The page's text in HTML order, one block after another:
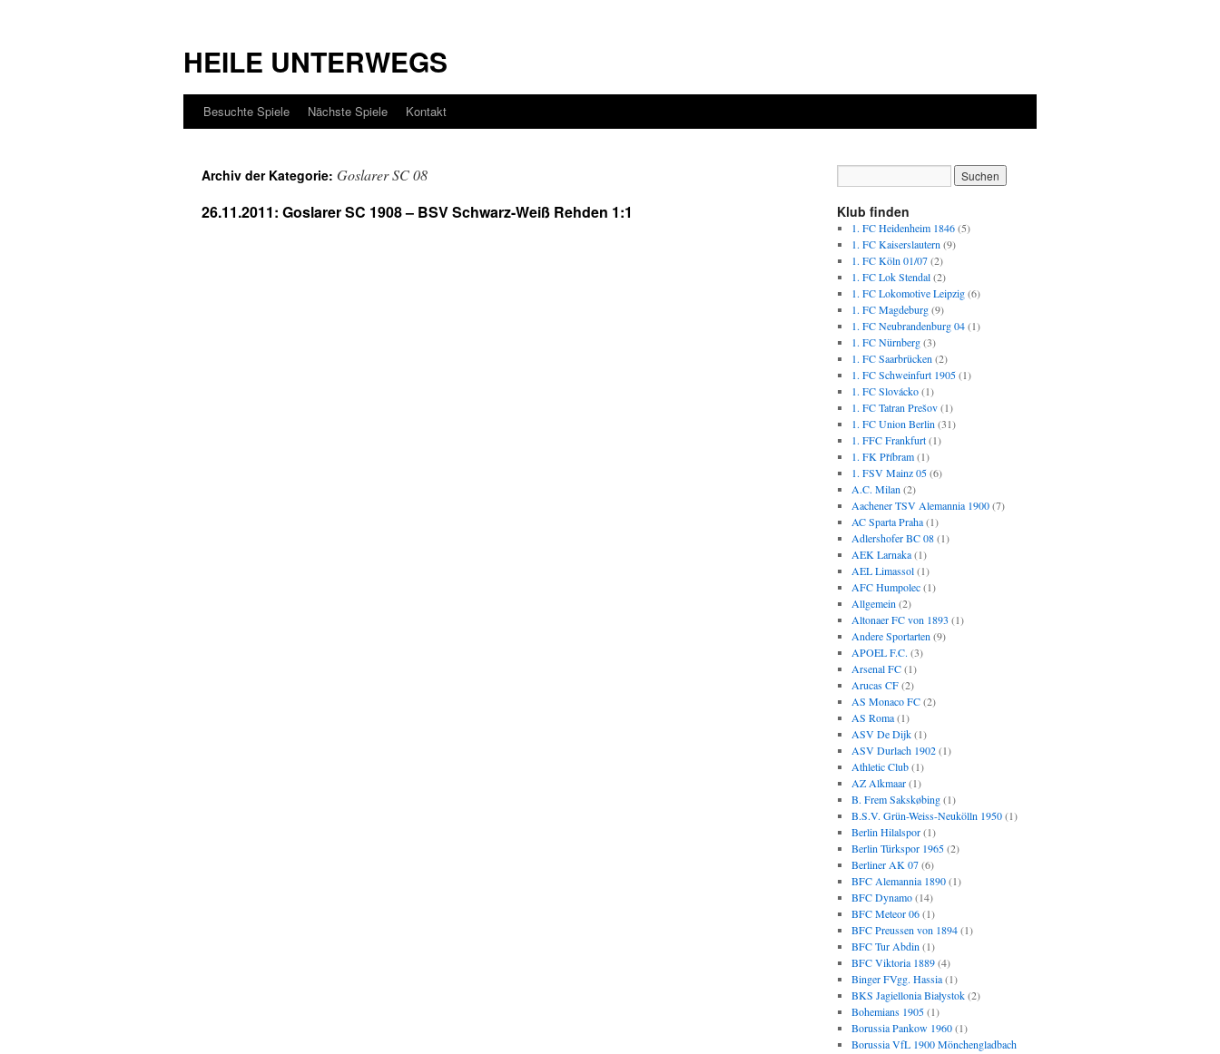
HEILE UNTERWEGS
Besuchte Spiele Nächste Spiele Kontakt
Archiv der Kategorie: Goslarer SC 08
26.11.2011: Goslarer SC 1908 – BSV Schwarz-Weiß Rehden 1:1 Klub finden
1. FC Heidenheim 1846(5)
1. FC Kaiserslautern (9)
1. FC Köln 01/07(2)
1. FC Lok Stendal(2)
1. FC Lokomotive Leipzig(6)
1. FC Magdeburg(9)
1. FC Neubrandenburg 04(1)
1. FC Nürnberg(3)
1. FC Saarbrücken (2)
1. FC Schweinfurt 1905(1)
1. FC Slovácko(1)
1. FC Tatran Prešov(1)
1. FC Union Berlin (31)
1. FFC Frankfurt(1)
1. FK Příbram(1)
1. FSV Mainz 05(6)
A.C. Milan (2)
Aachener TSV Alemannia 1900(7)
AC Sparta Praha(1)
Adlershofer BC 08(1)
AEK Larnaka(1)
AEL Limassol(1)
AFC Humpolec(1)
Allgemein (2)
Altonaer FC von 1893 (1)
Andere Sportarten (9)
APOEL F.C. (3)
Arsenal FC(1)
Arucas CF(2)
AS Monaco FC(2)
AS Roma(1)
ASV De Dijk(1)
ASV Durlach 1902(1)
Athletic Club(1)
AZ Alkmaar(1)
B. Frem Sakskøbing(1)
B.S.V. Grün-Weiss-Neukölln 1950(1)
Berlin Hilalspor(1)
Berlin Türkspor 1965(2)
Berliner AK 07(6)
BFC Alemannia 1890(1)
BFC Dynamo(14)
BFC Meteor 06(1)
BFC Preussen von 1894(1)
BFC Tur Abdin (1)
BFC Viktoria 1889(4)
Binger FVgg. Hassia(1)
BKS Jagiellonia Białystok(2)
Bohemians 1905(1)
Borussia Pankow 1960(1)
Borussia VfL 1900 Mönchengladbach